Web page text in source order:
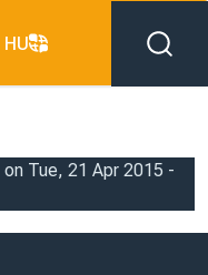
HU
on Tue, 21 Apr 2015 -